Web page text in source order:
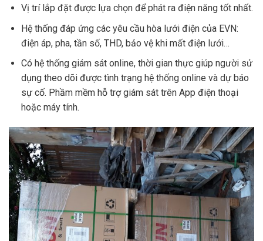
Vị trí lắp đặt được lựa chọn để phát ra điện năng tốt nhất.
Hệ thống đáp ứng các yêu cầu hòa lưới điện của EVN:
điện áp, pha, tần số, THD, bảo vệ khi mất điện lưới…
Có hệ thống giám sát online, thời gian thực giúp người sử
dụng theo dõi được tình trạng hệ thống online và dự báo
sự cố. Phầm mềm hỗ trợ giám sát trên App điện thoại
hoặc máy tính.